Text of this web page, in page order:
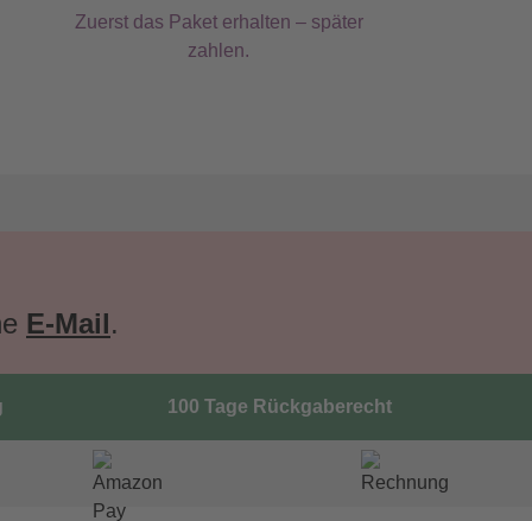
Zuerst das Paket erhalten – später
zahlen.
E-Mail.
100 Tage Rückgaberecht